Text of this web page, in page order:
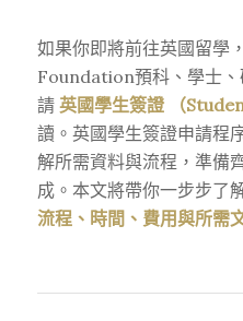
如果你即將前往英國留學
Foundation預科、學士、
請 英國學生簽證 （
讀。英國學生簽證申請程
解所需資料與流程，準備
成。本文將帶你一步步了
流程、時間、費用與所需